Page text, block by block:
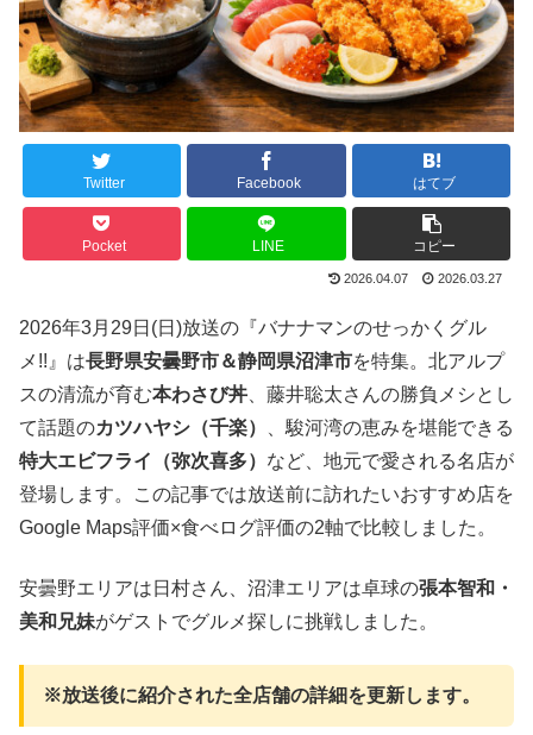
Twitter Facebook はてブ
Pocket LINE コピー
2026.04.07 2026.03.27
2026年3月29日(日)放送の『バナナマンのせっかくグル
メ!!』は長野県安曇野市＆静岡県沼津市を特集。北アルプ
スの清流が育む本わさび丼 、藤井聡太さんの勝負メシとし
て話題のカツハヤシ（千楽）
、駿河湾の恵みを堪能できる
特大エビフライ（弥次喜多） など、地元で愛される名店が
登場します。この記事では放送前に訪れたいおすすめ店を
Google Maps評価×食べログ評価の2軸で比較しました。
安曇野エリアは日村さん、沼津エリアは卓球の張本智和・
美和兄妹がゲストでグルメ探しに挑戦しました。
※放送後に紹介された全店舗の詳細を更新します。